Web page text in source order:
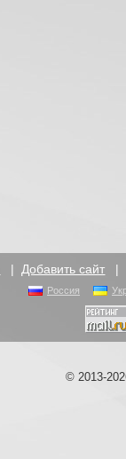
| Добавить сайт |
Россия
© 2013-